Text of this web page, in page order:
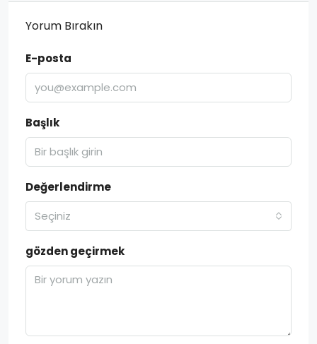
Yorum Bırakın
E-posta
Başlık
Değerlendirme
Seçiniz
gözden geçirmek